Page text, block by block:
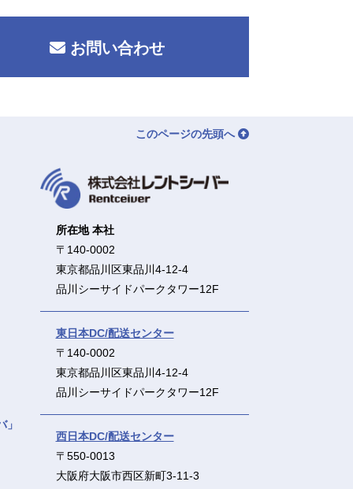
お問い合わせ
このページの先頭へ
所在地 本社
〒140-0002
東京都品川区東品川4-12-4
品川シーサイドパークタワー12F
東日本DC/配送センター
〒140-0002
東京都品川区東品川4-12-4
品川シーサイドパークタワー12F
西日本DC/配送センター
〒550-0013
大阪府大阪市西区新町3-11-3